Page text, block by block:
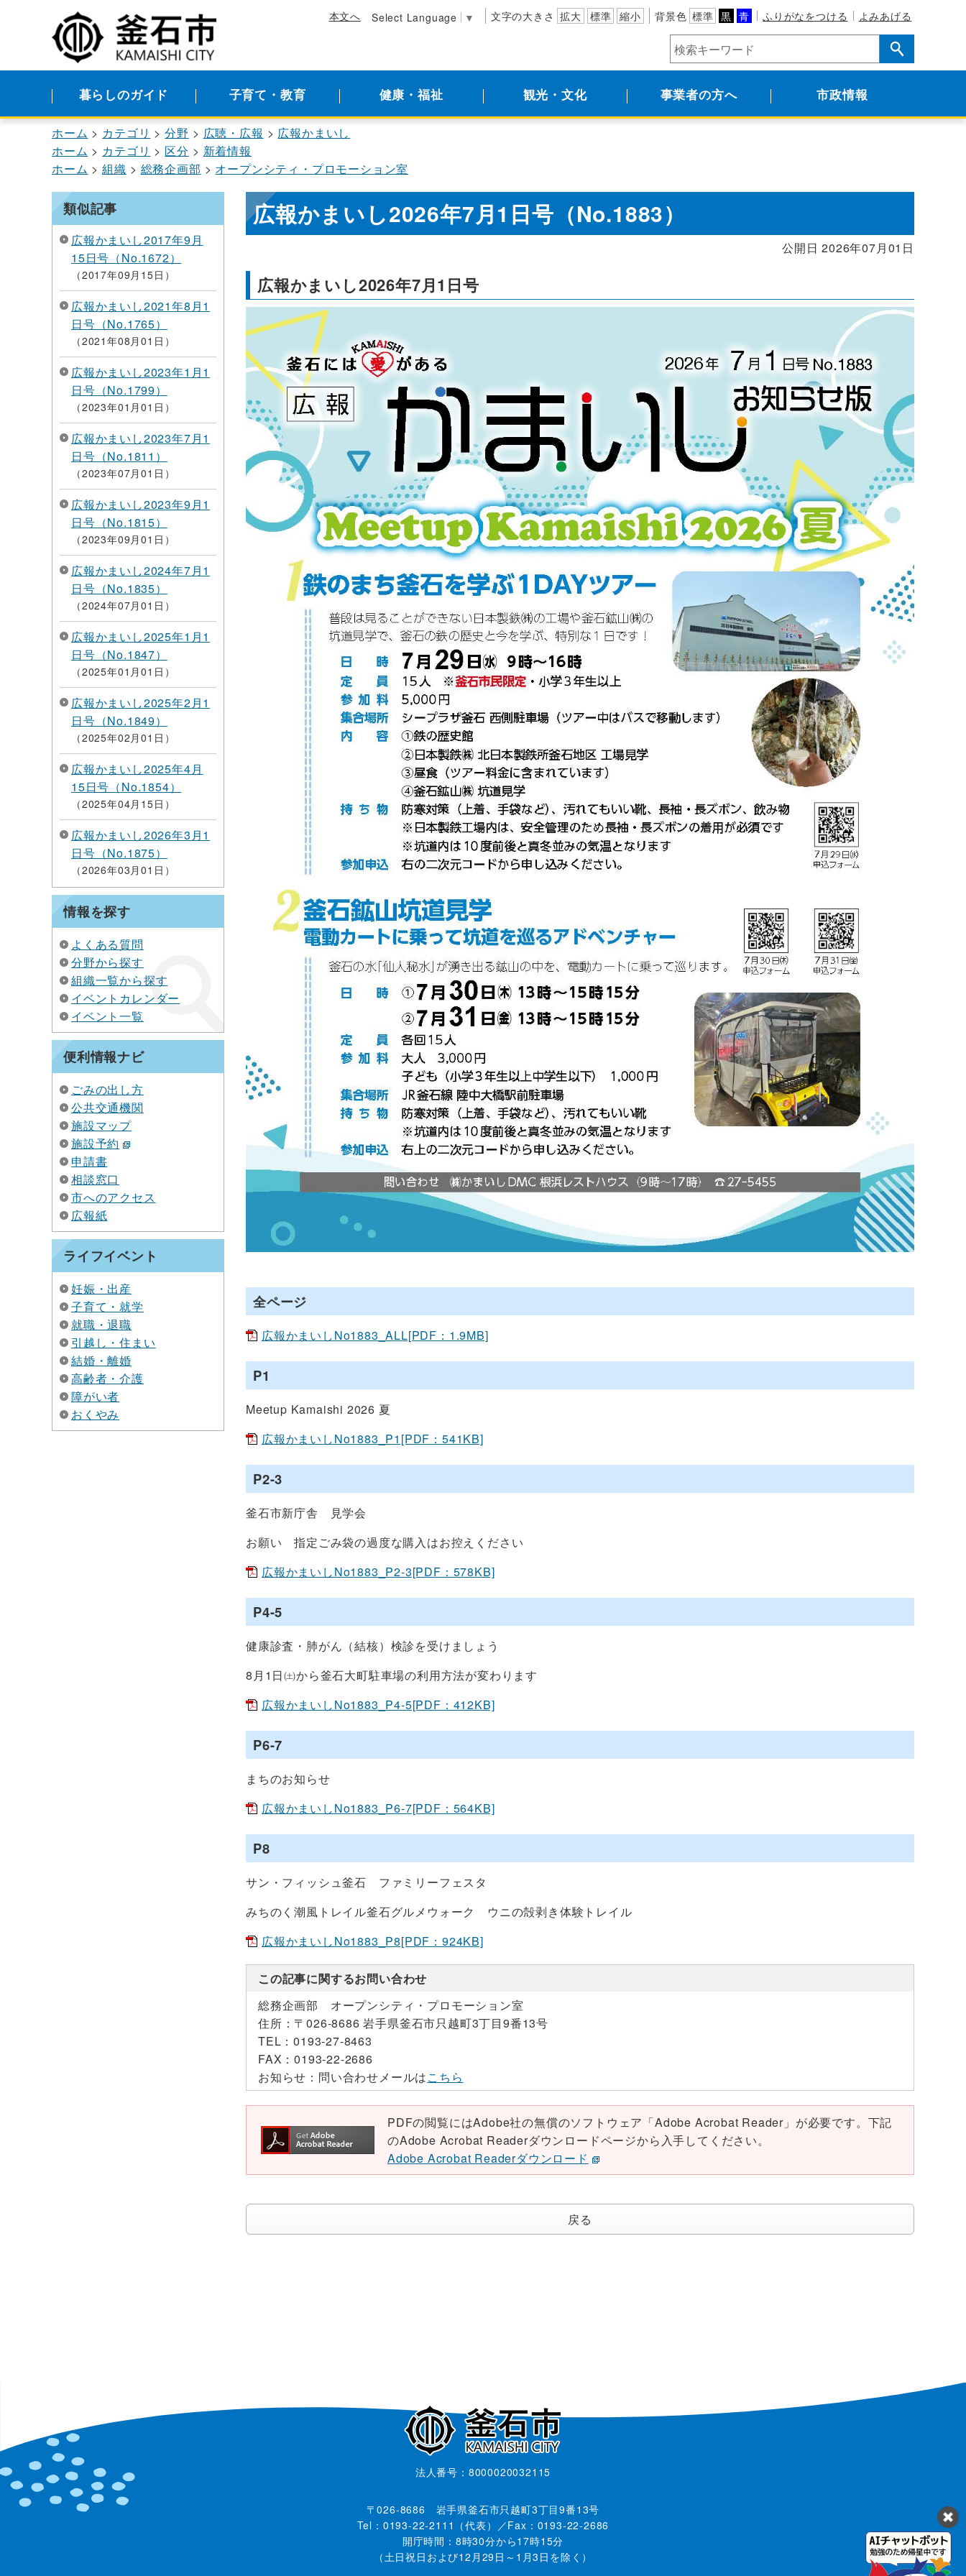
本文へ Select Language ▼ 文字の大きさ 拡大 標準 縮小 背景色 標準 黒 青 ふりがなをつける よみあげる
暮らしのガイド 子育て・教育 健康・福祉 観光・文化 事業者の方へ 市政情報
ホーム カテゴリ 分野 広聴・広報
広報かまいし
ホーム
カテゴリ 区分
新着情報
ホーム
組織 総務企画部 オープンシティ・プロモーション室
類似記事
広報かまいし2017年9月
15日号（No.1672）
2017年09月15日
広報かまいし2021年8月1
日号（No.1765）
2021年08月01日
広報かまいし2023年1月1
日号（No.1799）
2023年01月01日
広報かまいし2023年7月1
日号（No.1811）
2023年07月01日
広報かまいし2023年9月1
日号（No.1815）
2023年09月01日
広報かまいし2024年7月1
日号（No.1835）
2024年07月01日
広報かまいし2025年1月1
日号（No.1847）
2025年01月01日
広報かまいし2025年2月1
日号（No.1849）
2025年02月01日
広報かまいし2025年4月
15日号（No.1854）
2025年04月15日
広報かまいし2026年3月1
日号（No.1875）
2026年03月01日
情報を探す
よくある質問
分野から探す
組織一覧から探す
イベントカレンダー
イベント一覧
便利情報ナビ
ごみの出し方
公共交通機関
施設マップ
施設予約
申請書
相談窓口
市へのアクセス
広報紙
ライフイベント
妊娠・出産
子育て・就学
就職・退職
引越し・住まい
結婚・離婚
高齢者・介護
障がい者
おくやみ
広報かまいし2026年7月1日号（No.1883）
公開日 2026年07月01日
広報かまいし2026年7月1日号
全ページ
広報かまいしNo1883_ALL[PDF：1.9MB]
P1
Meetup Kamaishi 2026 夏
広報かまいしNo1883_P1[PDF：541KB]
P2-3
釜石市新庁舎 見学会
お願い 指定ごみ袋の過度な購入はお控えください
広報かまいしNo1883_P2-3[PDF：578KB]
P4-5
健康診査・肺がん（結核）検診を受けましょう
8月1日㈯から釜石大町駐車場の利用方法が変わります
広報かまいしNo1883_P4-5[PDF：412KB]
P6-7
まちのお知らせ
広報かまいしNo1883_P6-7[PDF：564KB]
P8
サン・フィッシュ釜石 ファミリーフェスタ
みちのく潮風トレイル釜石グルメウォーク ウニの殻剥き体験トレイル
広報かまいしNo1883_P8[PDF：924KB]
この記事に関するお問い合わせ
総務企画部 オープンシティ・プロモーション室
住所： 〒026-8686 岩手県釜石市只越町3丁目9番13号
TEL：0193-27-8463
FAX：0193-22-2686
お知らせ： 問い合わせメールはこちら
PDFの閲覧にはAdobe社の無償のソフトウェア「Adobe Acrobat Reader」が必要です。下記
のAdobe Acrobat Readerダウンロードページから入手してください。
Adobe Acrobat Readerダウンロード
戻る
法人番号：8000020032115
〒026-8686 岩手県釜石市只越町3丁目9番13号
Tel：0193-22-2111（代表）／Fax：0193-22-2686
開庁時間：8時30分から17時15分
（土日祝日および12月29日～1月3日を除く）